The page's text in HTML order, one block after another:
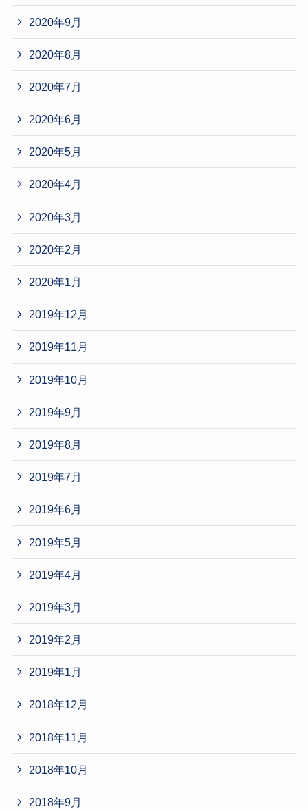
2020年9月
2020年8月
2020年7月
2020年6月
2020年5月
2020年4月
2020年3月
2020年2月
2020年1月
2019年12月
2019年11月
2019年10月
2019年9月
2019年8月
2019年7月
2019年6月
2019年5月
2019年4月
2019年3月
2019年2月
2019年1月
2018年12月
2018年11月
2018年10月
2018年9月